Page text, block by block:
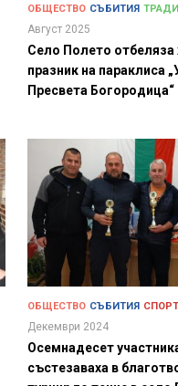
ОБЩЕСТВО СЪБИТИЯ
Август 2025
Село Полето отбеляза
празник на параклиса
Пресвета Богородица“
ОБЩЕСТВО СЪБИТИЯ СПОРТ
Декември 2024
Осемнадесет
състезаваха в